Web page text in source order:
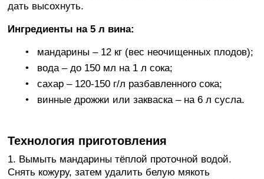
дать высохнуть.
Ингредиенты на 5 л вина:
мандарины – 12 кг (вес неочищенных плодов);
вода – до 150 мл на 1 л сока;
сахар – 120-150 г/л разбавленного сока;
винные дрожжи или закваска – на 6 л сусла.
Технология приготовления
1. Вымыть мандарины тёплой проточной водой.
Снять кожуру, затем удалить белую мякоть